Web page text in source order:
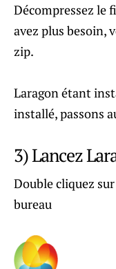
Décompressez le
avez plus besoin,
zip.
Laragon étant
installé, passons
3) Lancez
Double cliquez
bureau